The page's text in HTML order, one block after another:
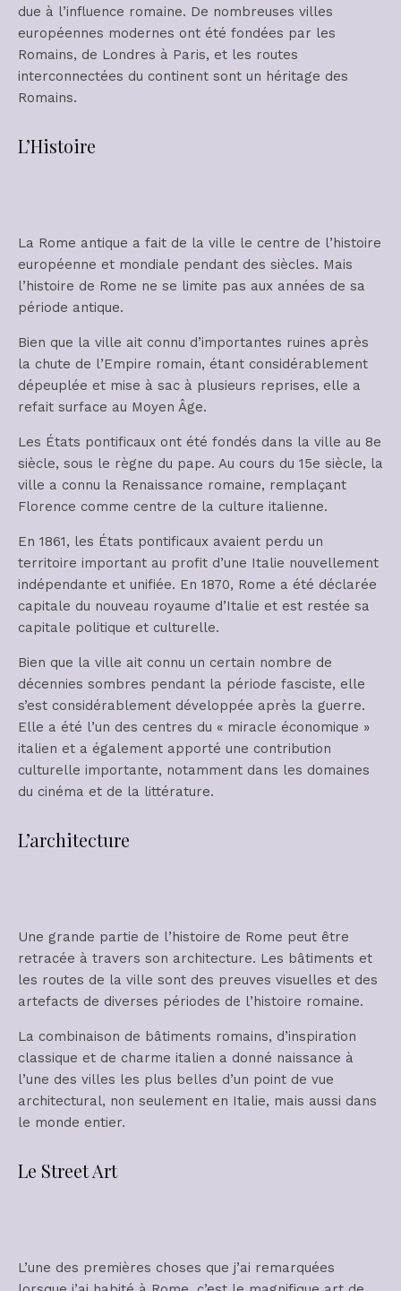
due à l’influence romaine. De nombreuses villes
européennes modernes ont été fondées par les
Romains, de Londres à Paris, et les routes
interconnectées du continent sont un héritage des
Romains.
L’Histoire
La Rome antique a fait de la ville le centre de l’histoire
européenne et mondiale pendant des siècles. Mais
l’histoire de Rome ne se limite pas aux années de sa
période antique.
Bien que la ville ait connu d’importantes ruines après
la chute de l’Empire romain, étant considérablement
dépeuplée et mise à sac à plusieurs reprises, elle a
refait surface au Moyen Âge.
Les États pontificaux ont été fondés dans la ville au 8e
siècle, sous le règne du pape. Au cours du 15e siècle, la
ville a connu la Renaissance romaine, remplaçant
Florence comme centre de la culture italienne.
En 1861, les États pontificaux avaient perdu un
territoire important au profit d’une Italie nouvellement
indépendante et unifiée. En 1870, Rome a été déclarée
capitale du nouveau royaume d’Italie et est restée sa
capitale politique et culturelle.
Bien que la ville ait connu un certain nombre de
décennies sombres pendant la période fasciste, elle
s’est considérablement développée après la guerre.
Elle a été l’un des centres du « miracle économique »
italien et a également apporté une contribution
culturelle importante, notamment dans les domaines
du cinéma et de la littérature.
L’architecture
Une grande partie de l’histoire de Rome peut être
retracée à travers son architecture. Les bâtiments et
les routes de la ville sont des preuves visuelles et des
artefacts de diverses périodes de l’histoire romaine.
La combinaison de bâtiments romains, d’inspiration
classique et de charme italien a donné naissance à
l’une des villes les plus belles d’un point de vue
architectural, non seulement en Italie, mais aussi dans
le monde entier.
Le Street Art
L’une des premières choses que j’ai remarquées